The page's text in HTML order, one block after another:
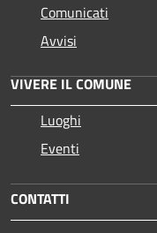
Comunicati
Avvisi
VIVERE IL COMUNE
Luoghi
Eventi
CONTATTI